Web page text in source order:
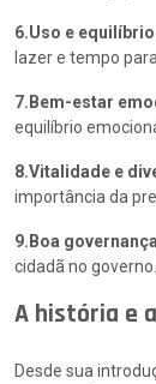
6.Uso e
lazer e tempo
7.Bem-estar
equilíbrio
8.Vitalidade e
importância da
9.Boa
cidadã no governo.
A história e
Desde sua